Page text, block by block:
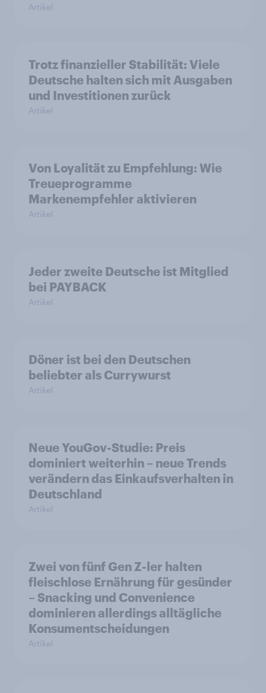
Artikel
Trotz finanzieller Stabilität: Viele
Deutsche halten sich mit Ausgaben
und Investitionen zurück
Artikel
Von Loyalität zu Empfehlung: Wie
Treueprogramme
Markenempfehler aktivieren
Artikel
Jeder zweite Deutsche ist Mitglied
bei PAYBACK
Artikel
Döner ist bei den Deutschen
beliebter als Currywurst
Artikel
Neue YouGov-Studie: Preis
dominiert weiterhin – neue Trends
verändern das Einkaufsverhalten in
Deutschland
Artikel
Zwei von fünf Gen Z-ler halten
fleischlose Ernährung für gesünder
– Snacking und Convenience
dominieren allerdings alltägliche
Konsumentscheidungen
Artikel